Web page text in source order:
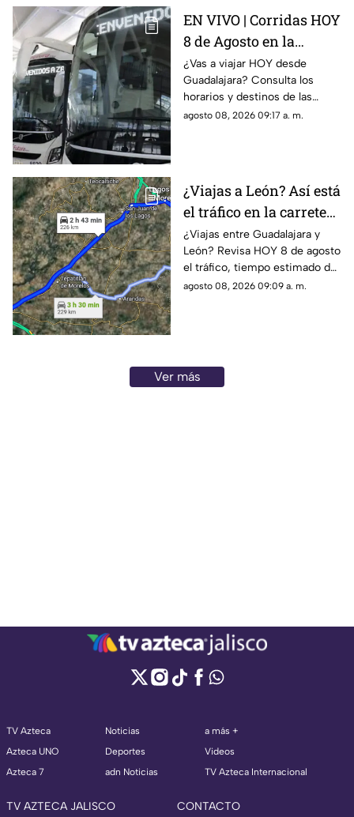
EN VIVO | Corridas HOY
8 de Agosto en la
Central Nueva de
Tlaquepaque: horarios
y destinos
¿Vas a viajar HOY desde
Guadalajara? Consulta los
horarios y destinos de las
corridas programadas en la
agosto 08, 2026 09:17 a. m.
¿Viajas a León? Así está
el tráfico en la carretera
Guadalajara–León HOY
8 de agosto
¿Viajas entre Guadalajara y
León? Revisa HOY 8 de agosto
el tráfico, tiempo estimado de
traslado y posibles
agosto 08, 2026 09:09 a. m.
Ver más
TV Azteca
Azteca UNO
Azteca 7
Noticias
Deportes
adn Noticias
a más +
Videos
TV Azteca Internacional
TV AZTECA JALISCO CONTACTO